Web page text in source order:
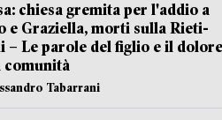
chiesa gremita per l'addio a
e Graziella, morti sulla Rieti-
– Le parole del figlio e il dolore
comunità
Tabarrani